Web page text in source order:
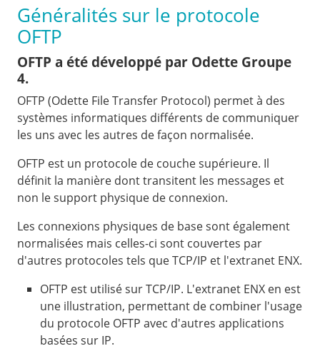
Généralités sur le protocole
OFTP
OFTP a été développé par Odette Groupe
4.
OFTP (Odette File Transfer Protocol) permet à des
systèmes informatiques différents de communiquer
les uns avec les autres de façon normalisée.
OFTP est un protocole de couche supérieure. Il
définit la manière dont transitent les messages et
non le support physique de connexion.
Les connexions physiques de base sont également
normalisées mais celles-ci sont couvertes par
d'autres protocoles tels que TCP/IP et l'extranet ENX.
OFTP est utilisé sur TCP/IP. L'extranet ENX en est
une illustration, permettant de combiner l'usage
du protocole OFTP avec d'autres applications
basées sur IP.